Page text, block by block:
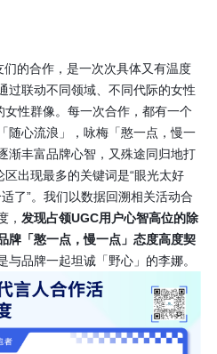
的合作，是一次次具体又有温度
过联动不同领域、不同代际的女性
女性群像。每一次合作，都有一个
随心流浪」，咏梅「憨一点，慢一
渐丰富品牌心智，又殊途同归地打
出现最多的关键词是“眼光太好
了”。我们以数据回溯相关活动合
， 发现占领UGC用户心智高位的除
牌「憨一点，慢一点」态度高度契
与品牌一起坦诚「野心」的李娜。